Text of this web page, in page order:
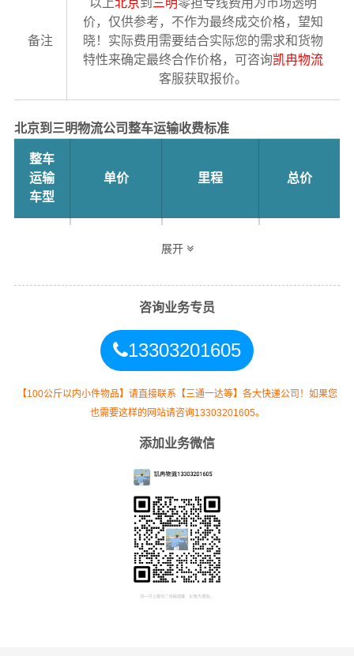
备注
价，仅供参考，不作为最终成交价格，望知
晓！实际费用需要结合实际您的需求和货物
特性来确定最终合作价格，可咨询凯冉物流
客服获取报价。
北京到三明物流公司整车运输收费标准
整车
运输
车型
单价 里程 总价
1777公里
1777公里
7.5元 1777公里
10.5元 1777公里
整车运输价格计算方式通常是按单价×公里，
以上报价为市场透明价，仅供参考，不作为
最终成交价格，望知晓！
展开
咨询业务专员
13303201605
【100公斤以内小件物品】请直接联系【三通一达等】各大快递公司！如果您
也需要这样的网站请咨询13303201605。
添加业务微信